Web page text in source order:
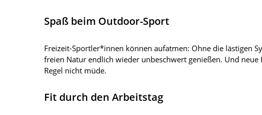
Spaß beim Outdoor-Sport
Freizeit-Sportler*innen können aufatmen: Ohne die lästigen
freien Natur endlich wieder unbeschwert genießen. Und
Regel nicht müde.
Fit durch den Arbeitstag